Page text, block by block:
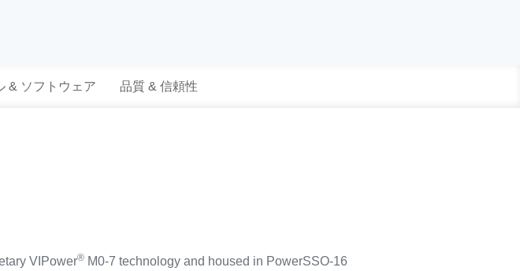
& ソフトウェア 品質 & 信頼性
VIPower® M0-7 technology and housed in PowerSSO-16